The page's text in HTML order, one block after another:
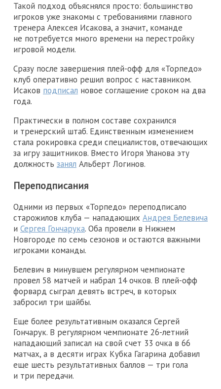
Такой подход объяснялся просто: большинство
игроков уже знакомы с требованиями главного
тренера Алексея Исакова, а значит, команде
не потребуется много времени на перестройку
игровой модели.
Сразу после завершения плей-офф для «Торпедо»
клуб оперативно решил вопрос с наставником.
Исаков подписал новое соглашение сроком на два
года.
Практически в полном составе сохранился
и тренерский штаб. Единственным изменением
стала рокировка среди специалистов, отвечающих
за игру защитников. Вместо Игоря Уланова эту
должность занял Альберт Логинов.
Переподписания
Одними из первых «Торпедо» переподписало
старожилов клуба — нападающих Андрея Белевича
и Сергея Гончарука. Оба провели в Нижнем
Новгороде по семь сезонов и остаются важными
игроками команды.
Белевич в минувшем регулярном чемпионате
провел 58 матчей и набрал 14 очков. В плей-офф
форвард сыграл девять встреч, в которых
забросил три шайбы.
Еще более результативным оказался Сергей
Гончарук. В регулярном чемпионате 26-летний
нападающий записал на свой счет 33 очка в 66
матчах, а в десяти играх Кубка Гагарина добавил
еще шесть результативных баллов — три гола
и три передачи.